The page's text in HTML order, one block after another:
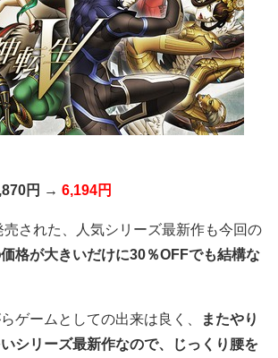
円 → 6,194円
された、人気シリーズ最新作も今回の
格が大きいだけに30％OFFでも結構な
ゲームとしての出来は良く、
またやり
シリーズ最新作なので、じっくり腰を